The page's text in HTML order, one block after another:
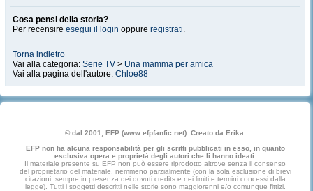
Cosa pensi della storia?
Per recensire esegui il login oppure registrati.
Torna indietro
Vai alla categoria: Serie TV > Una mamma per amica
Vai alla pagina dell'autore: Chloe88
© dal 2001, EFP (www.efpfanfic.net). Creato da Erika.
EFP non ha alcuna responsabilità per gli scritti pubblicati in esso, in quanto
esclusiva opera e proprietà degli autori che li hanno ideati.
Il materiale presente su EFP non può essere riprodotto altrove senza il consenso
del proprietario del materiale, nemmeno parzialmente (con la sola esclusione di brevi
citazioni, sempre in presenza dei dovuti credits e nei limiti e termini concessi dalla
legge). Tutti i soggetti descritti nelle storie sono maggiorenni e/o comunque fittizi.